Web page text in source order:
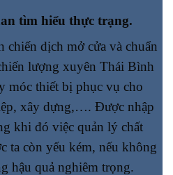
tìm hiểu thực trạng.
chiến dịch mở cửa và chuẩn
lượng xuyên Thái Bình
móc thiết bị phục vụ cho
xây dựng,…. Được nhập
khi đó việc quản lý chất
ta còn yếu kém, nếu không
hậu quả nghiêm trọng.